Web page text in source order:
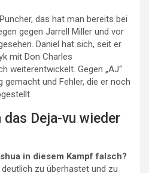
das hat man bereits bei
gegen Jarrell Miller und vor
Daniel hat sich, seit er
mit Don Charles
weiterentwickelt. Gegen „AJ“
gemacht und Fehler, die er noch
das Deja-vu wieder
in diesem Kampf falsch?
zu überhastet und zu